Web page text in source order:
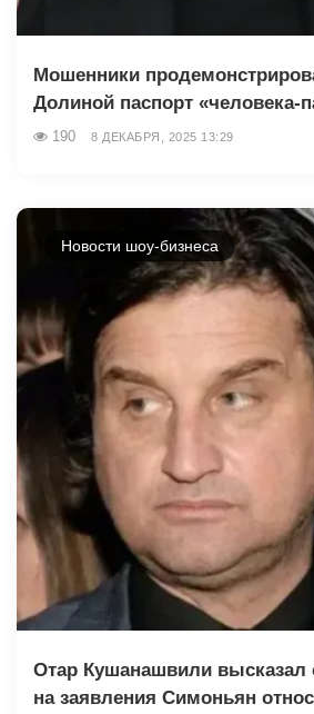
Мошенники
Долиной паспорт «человека-
190 8 ДЕКАБРЯ, 2025 13:29
Новости шоу-бизнеса
Отар Кушанашвили
на заявления Симоньян